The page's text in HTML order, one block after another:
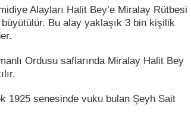
Alayları Halit Bey’e Miralay Rütbesi
Bu alay yaklaşık 3 bin kişilik
Ordusu saflarında Miralay Halit Bey
1925 senesinde vuku bulan Şeyh Sait